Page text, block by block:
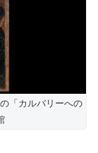
「カルバリーへの